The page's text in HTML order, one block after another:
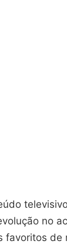
no
favoritos